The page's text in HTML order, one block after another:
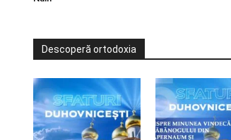
Descoperă ortodoxia